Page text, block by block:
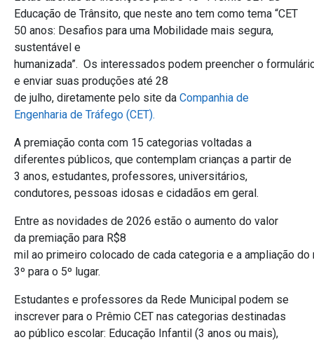
Educação de Trânsito, que neste ano tem como tema “CET
50 anos: Desafios para uma Mobilidade mais segura,
sustentável e
humanizada”. Os interessados podem preencher o
e enviar suas produções até 28
de julho, diretamente pelo site da Companhia de
Engenharia de Tráfego (CET).
A premiação conta com 15 categorias voltadas a
diferentes públicos, que contemplam crianças a partir de
3 anos, estudantes, professores, universitários,
condutores, pessoas idosas e cidadãos em geral.
Entre as novidades de 2026 estão o aumento do valor
da premiação para R$8
mil ao primeiro colocado de cada categoria e a ampliação
3º para o 5º lugar.
Estudantes e professores da Rede Municipal podem se
inscrever para o Prêmio CET nas categorias destinadas
ao público escolar: Educação Infantil (3 anos ou mais),